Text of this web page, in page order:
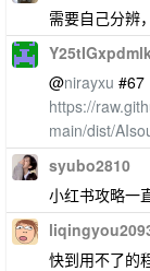
需要自己分辨
@nirayxu #67
https://
main/dist/
syubo2810
小红书攻略一
快到用不了的